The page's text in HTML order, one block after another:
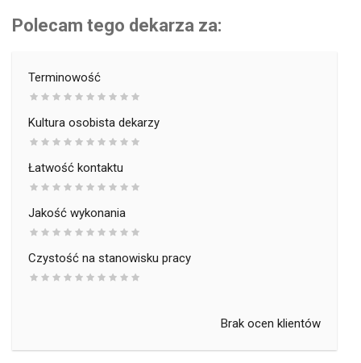
Polecam tego dekarza za:
Terminowość
Kultura osobista dekarzy
Łatwość kontaktu
Jakość wykonania
Czystość na stanowisku pracy
Brak ocen klientów